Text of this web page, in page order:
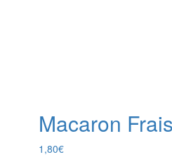
Macaron
1,80€